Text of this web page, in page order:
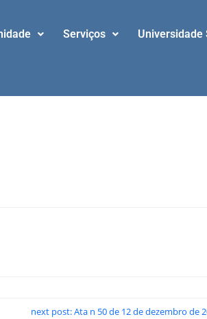
Serviços Universidade
next post: Ata n 50 de 12 de dezembro de